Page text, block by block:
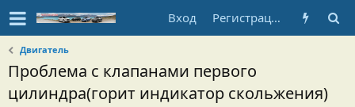
Вход Регистрация
Двигатель
Проблема с клапанами первого
цилиндра(горит индикатор скольжения)